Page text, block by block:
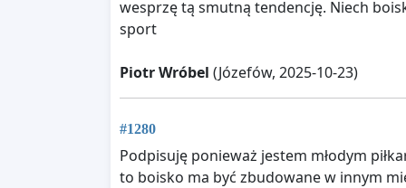
wesprzę tą smutną tendencję. Niech
sport
Piotr Wróbel (Józefów, 2025-10-23)
#1280
Podpisuję ponieważ jestem młodym
to boisko ma być zbudowane w innym